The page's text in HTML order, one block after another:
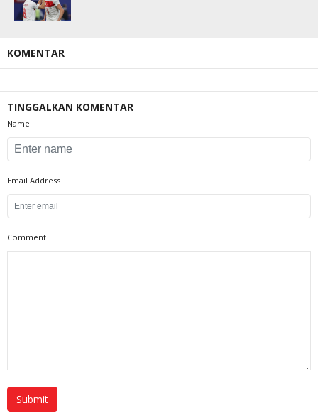
KOMENTAR
TINGGALKAN KOMENTAR
Name
Email Address
Comment